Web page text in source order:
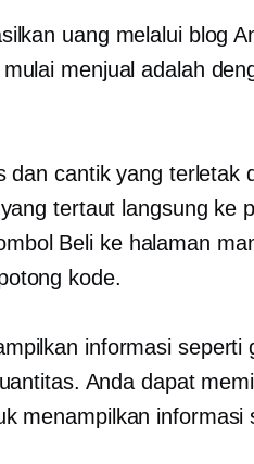
uang melalui blog
menjual adalah
dan cantik yang terletak
tertaut langsung ke
Beli ke halaman
kode.
informasi seperti
Anda dapat
menampilkan informasi